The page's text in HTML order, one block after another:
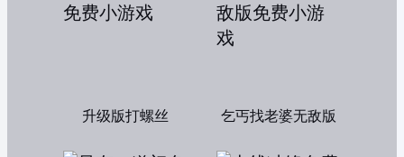
升级版打螺丝 乞丐找老婆无敌版